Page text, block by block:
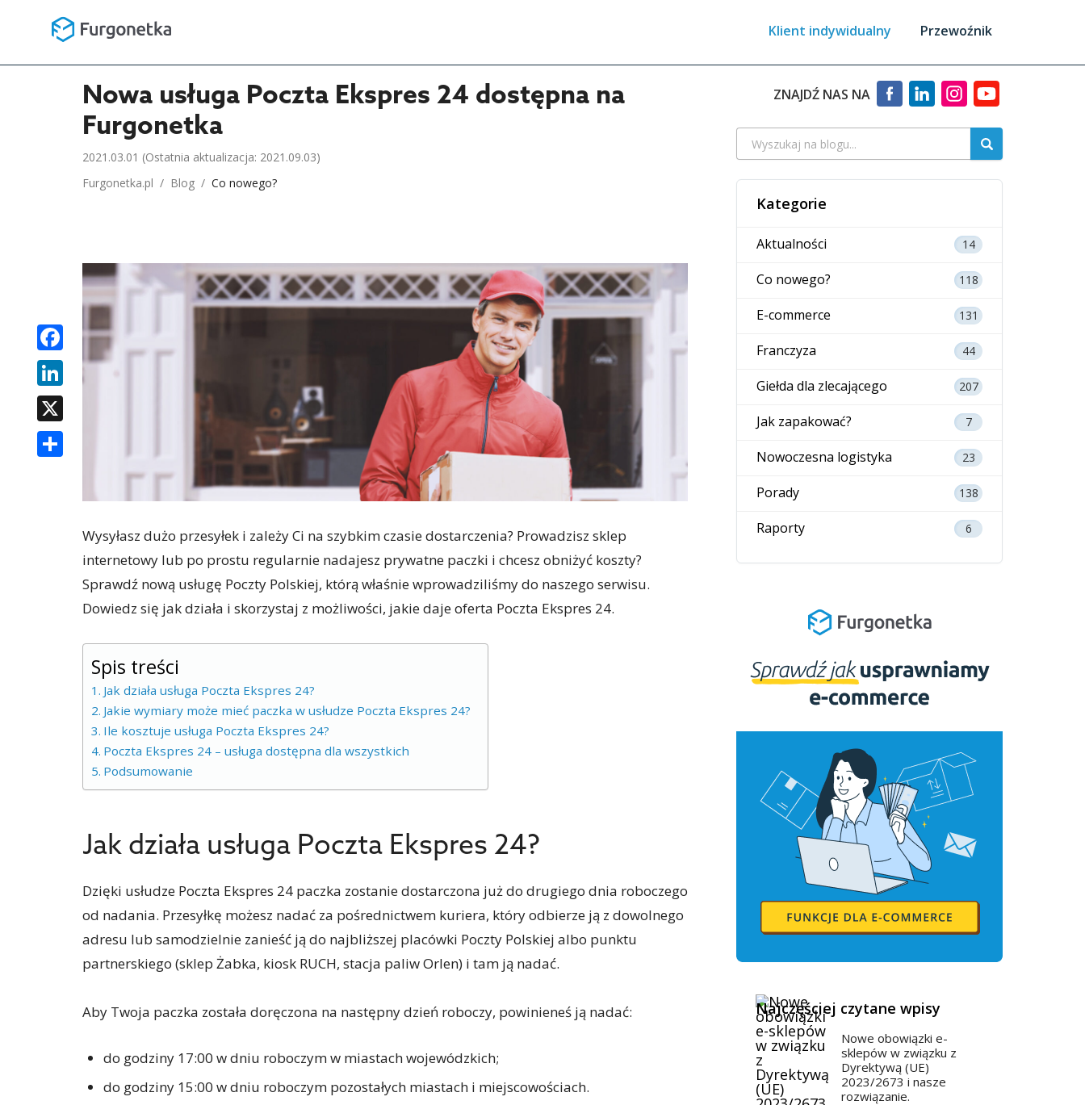
Klient indywidualny Przewoźnik
Nowa usługa Poczta Ekspres 24 dostępna na
Furgonetka
2021.03.01 (Ostatnia aktualizacja: 2021.09.03)
Furgonetka.pl / Blog / Co nowego?
FACEBOOK
LINKEDIN
Wysyłasz dużo przesyłek i zależy Ci na szybkim czasie dostarczenia? Prowadzisz sklep
internetowy lub po prostu regularnie nadajesz prywatne paczki i chcesz obniżyć koszty?
Sprawdź nową usługę Poczty Polskiej, którą właśnie wprowadziliśmy do naszego serwisu.
Dowiedz się jak działa i skorzystaj z możliwości, jakie daje oferta Poczta Ekspres 24.
Spis treści
Jak działa usługa Poczta Ekspres 24?
Jakie wymiary może mieć paczka w usłudze Poczta Ekspres 24?
Ile kosztuje usługa Poczta Ekspres 24?
Poczta Ekspres 24 – usługa dostępna dla wszystkich
Podsumowanie
Jak działa usługa Poczta Ekspres 24?
Dzięki usłudze Poczta Ekspres 24 paczka zostanie dostarczona już do drugiego dnia roboczego
od nadania. Przesyłkę możesz nadać za pośrednictwem kuriera, który odbierze ją z dowolnego
adresu lub samodzielnie zanieść ją do najbliższej placówki Poczty Polskiej albo punktu
partnerskiego (sklep Żabka, kiosk RUCH, stacja paliw Orlen) i tam ją nadać.
Aby Twoja paczka została doręczona na następny dzień roboczy, powinieneś ją nadać:
do godziny 17:00 w dniu roboczym w miastach wojewódzkich;
do godziny 15:00 w dniu roboczym pozostałych miastach i miejscowościach.
ZNAJDŹ NAS NA
Kategorie
Aktualności 14
Co nowego? 118
E-commerce 131
Franczyza 44
Giełda dla zlecającego 207
Jak zapakować? 7
Nowoczesna logistyka 23
Porady 138
Raporty 6
Najczęściej czytane wpisy
Nowe obowiązki e-
sklepów w związku z
Dyrektywą (UE)
2023/2673 i nasze
rozwiązanie.